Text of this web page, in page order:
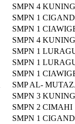
SMPN 4
SMPN 1
SMPN 1
SMPN 4
SMPN 1
SMPN 1
SMPN 1
SMP AL-
SMPN 3
SMPN 2 CIMAHI
SMPN 1